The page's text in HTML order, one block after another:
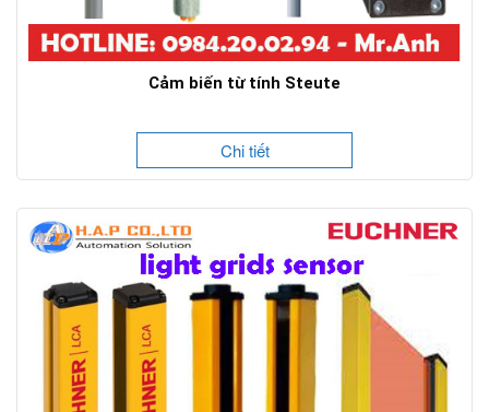
Cảm biến từ tính Steute
Chi tiết